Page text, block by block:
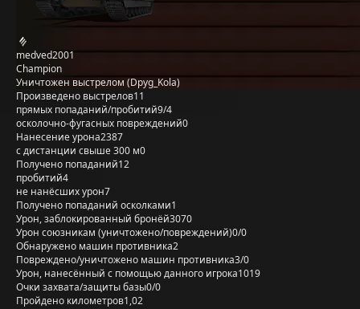
medved2001
Champion
Уничтожен выстрелом (Dpyg_Kola)
Произведено выстрелов11
прямых попаданий/пробитий9/4
осколочно-фугасных повреждений0
Нанесение урона2387
с дистанции свыше 300 м0
Получено попаданий12
пробитий4
не нанёсших урон7
Получено попаданий осколками1
Урон, заблокированный бронёй3070
Урон союзникам (уничтожено/повреждений)0/0
Обнаружено машин противника2
Повреждено/уничтожено машин противника3/0
Урон, нанесённый с помощью данного игрока1019
Очки захвата/защиты базы0/0
Пройдено километров1,02